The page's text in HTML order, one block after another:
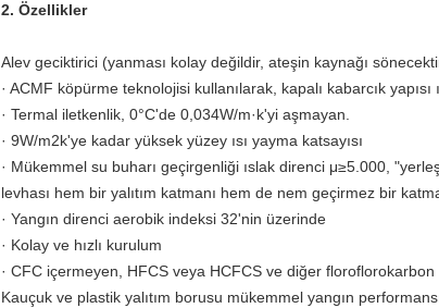
2. Özellikler
Alev geciktirici (yanması kolay değildir, ateşin kaynağı
· ACMF köpürme teknolojisi kullanılarak, kapalı kabarcık
· Termal iletkenlik, 0°C'de 0,034W/m·k'yi aşmayan.
· 9W/m2k'ye kadar yüksek yüzey ısı yayma katsayısı
· Mükemmel su buharı geçirgenliği ıslak direnci μ≥5.000,
levhası hem bir yalıtım katmanı hem de nem geçirmez bir
· Yangın direnci aerobik indeksi 32'nin üzerinde
· Kolay ve hızlı kurulum
· CFC içermeyen, HFCS veya HCFCS ve diğer
Kauçuk ve plastik yalıtım borusu mükemmel yangın